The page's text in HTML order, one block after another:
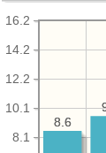
8.1
10.1
12.2
14.2
16.2
8.6
8.6